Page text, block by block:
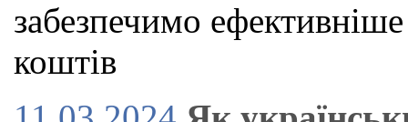
забезпечимо
коштів